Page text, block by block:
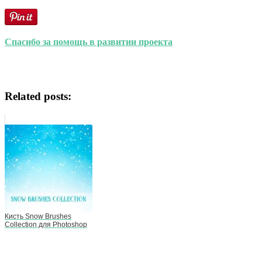
Спасибо за помощь в развитии проекта
Related posts:
Кисть Snow Brushes
Collection для Photoshop